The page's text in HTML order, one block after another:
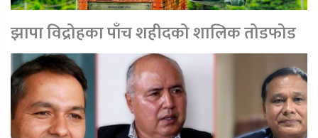
झापा विद्रोहका पाँच शहीदको शालिक तोडफोड